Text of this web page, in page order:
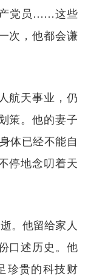
产党员……这些
次，他都会谦
天事业，仍
策。他的妻子
体已经不能自
停地念叨着天
。他留给家人
口述历史。他
珍贵的科技财